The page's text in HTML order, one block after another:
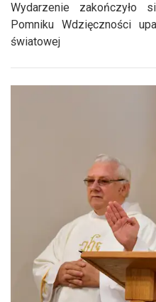
Wydarzenie zakończyło
Pomniku Wdzięczności
światowej